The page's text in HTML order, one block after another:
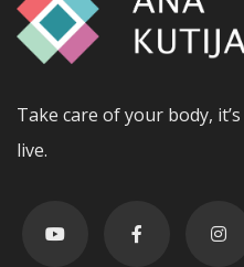
Take care of your body,
live.